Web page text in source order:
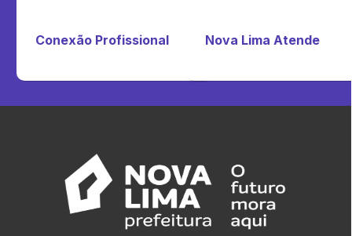
Conexão Profissional Nova Lima Atende